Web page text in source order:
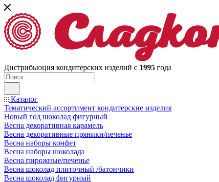
Дистрибьюция кондитерских изделий с 1995 года
Каталог
Тематический ассортимент кондитерские изделия
Новый год шоколад фигурный
Весна декоративная карамель
Весна декоративные пряники/печенье
Весна наборы конфет
Весна наборы шоколада
Весна пирожные/печенье
Весна шоколад плиточный /батончики
Весна шоколад фигурный